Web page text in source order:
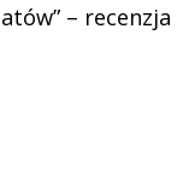
– recenzja